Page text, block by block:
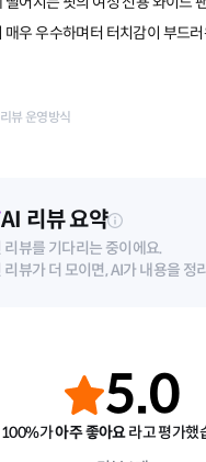
매우 우수하며터 터치감이 부드